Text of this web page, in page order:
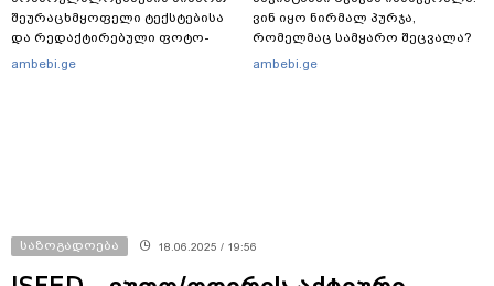
შეურაცხმყოფელი ტექსტებისა
და რედაქტირებული ფოტო-
ვიდეომასალის გავრცელების
ambebi.ge
ვინ იყო ნირმალ პურჯა,
რომელმაც სამყარო შეცვალა?
ambebi.ge
საზოგადოება 18.06.2025 / 19:56